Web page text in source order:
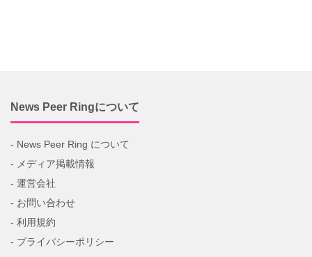
News Peer Ringについて
- News Peer Ring について
- メディア掲載情報
- 運営会社
- お問い合わせ
- 利用規約
- プライバシーポリシー